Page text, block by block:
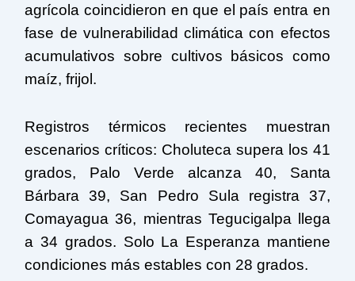
agrícola coincidieron en que el país entra en
fase de vulnerabilidad climática con efectos
acumulativos sobre cultivos básicos como
maíz, frijol.
Registros térmicos recientes muestran
escenarios críticos: Choluteca supera los 41
grados, Palo Verde alcanza 40, Santa
Bárbara 39, San Pedro Sula registra 37,
Comayagua 36, mientras Tegucigalpa llega
a 34 grados. Solo La Esperanza mantiene
condiciones más estables con 28 grados.